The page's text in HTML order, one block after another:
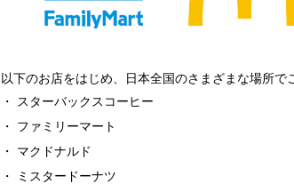
以下のお店をはじめ、日本全国のさまざまな場所で
スターバックスコーヒー
ファミリーマート
マクドナルド
ミスタードーナツ